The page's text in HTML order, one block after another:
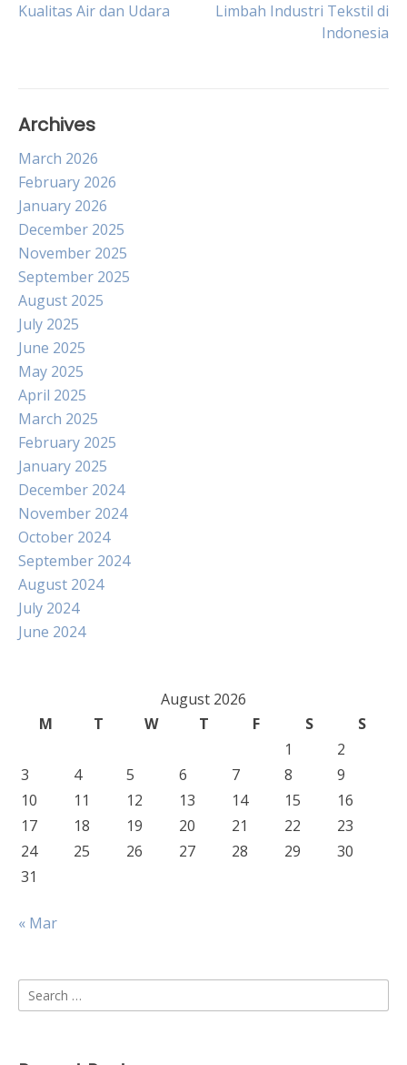
navigation
Kualitas Air dan Udara
Limbah Industri Tekstil di
Indonesia
Archives
March 2026
February 2026
January 2026
December 2025
November 2025
September 2025
August 2025
July 2025
June 2025
May 2025
April 2025
March 2025
February 2025
January 2025
December 2024
November 2024
October 2024
September 2024
August 2024
July 2024
June 2024
August 2026
M
T W T F S
S
1
2
3
4 5 6 7 8
9
10
11 12 13 14 15
16
17
18 19 20 21 22
23
24
25 26 27 28 29
30
31
« Mar
Search
for: